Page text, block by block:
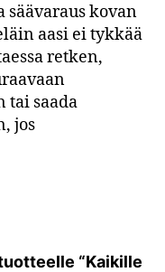
säävaraus kovan
aasi ei tykkää
retken,
tai saada
jos
“Kaikille